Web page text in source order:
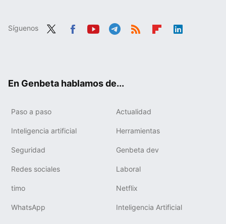
Síguenos
En Genbeta hablamos de...
Paso a paso Actualidad
Inteligencia artificial Herramientas
Seguridad Genbeta dev
Redes sociales Laboral
timo Netflix
WhatsApp Inteligencia Artificial